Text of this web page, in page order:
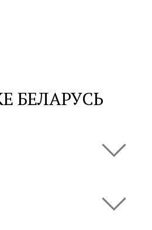
БЕЛАРУСЬ